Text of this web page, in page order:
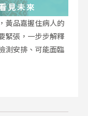
見未來
黃品嘉握住病人的
緊張，一步步解釋
測安排、可能面臨